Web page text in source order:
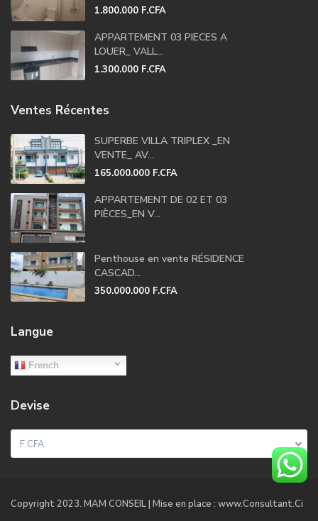
1.800.000 F.CFA
APPARTEMENT 03 PIECES A
LOUER_ VALL...
1.300.000 F.CFA
Ventes Récentes
SUPERBE VILLA TRIPLEX _EN
VENTE_ AV...
165.000.000 F.CFA
APPARTEMENT DE 02 ET 03
PIÈCES_EN V...
Penthouse en vente RÉSIDENCE
CASCAD...
350.000.000 F.CFA
Langue
French
Devise
F.CFA
Copyright 2023. MAM CONSEIL | Mise en place : www.Consultant.Ci